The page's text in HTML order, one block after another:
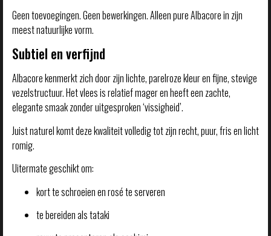
Geen toevoegingen. Geen bewerkingen. Alleen pure Albacore in zijn
meest natuurlijke vorm.
Subtiel en verfijnd
Albacore kenmerkt zich door zijn lichte, parelroze kleur en fijne, stevige
vezelstructuur. Het vlees is relatief mager en heeft een zachte,
elegante smaak zonder uitgesproken ‘vissigheid’.
Juist naturel komt deze kwaliteit volledig tot zijn recht, puur, fris en licht
romig.
Uitermate geschikt om:
kort te schroeien en rosé te serveren
te bereiden als tataki